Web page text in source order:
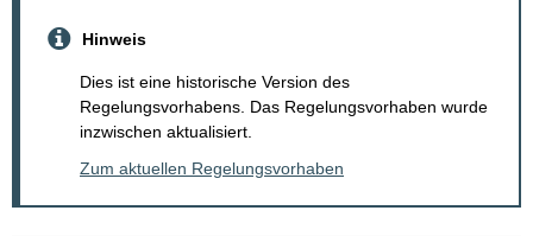
Hinweis
Dies ist eine historische Version des
Regelungsvorhabens. Das Regelungsvorhaben wurde
inzwischen aktualisiert.
Zum aktuellen Regelungsvorhaben